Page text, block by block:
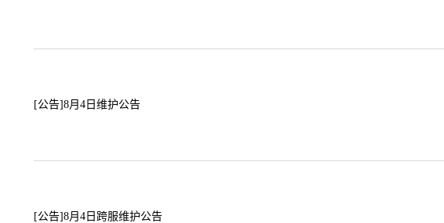
[公告]8月4日维护公告
[公告]8月4日跨服维护公告